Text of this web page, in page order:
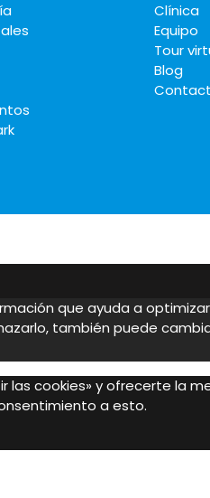
Clínica
Equipo
Tour
Blog
que ayuda a
también puede
cookies» y ofrecerte la
a esto.